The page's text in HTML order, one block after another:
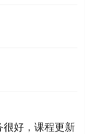
级、中级)
很好，课程更新